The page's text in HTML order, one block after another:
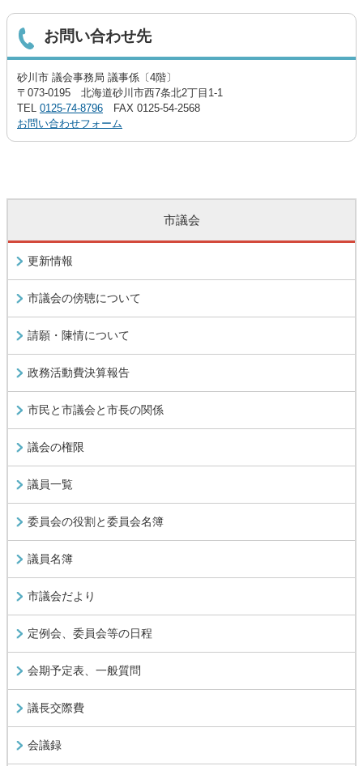
お問い合わせ先
砂川市 議会事務局 議事係〔4階〕
〒073-0195 北海道砂川市西7条北2丁目1-1
TEL 0125-74-8796 FAX 0125-54-2568
お問い合わせフォーム
市議会
更新情報
市議会の傍聴について
請願・陳情について
政務活動費決算報告
市民と市議会と市長の関係
議会の権限
議員一覧
委員会の役割と委員会名簿
議員名簿
市議会だより
定例会、委員会等の日程
会期予定表、一般質問
議長交際費
会議録